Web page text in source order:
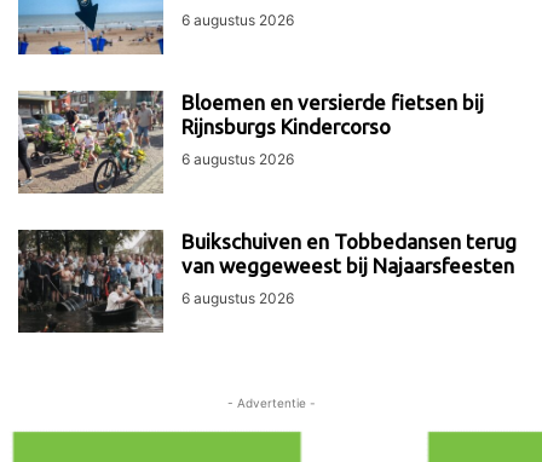
6 augustus 2026
Bloemen en versierde fietsen bij
Rijnsburgs Kindercorso
6 augustus 2026
Buikschuiven en Tobbedansen terug
van weggeweest bij Najaarsfeesten
6 augustus 2026
- Advertentie -